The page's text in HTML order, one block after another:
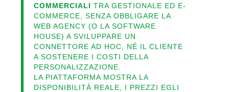
COMMERCIALI TRA GESTIONALE ED E-
COMMERCE, SENZA OBBLIGARE LA
WEB AGENCY (O LA SOFTWARE
HOUSE) A SVILUPPARE UN
CONNETTORE AD HOC, NÉ IL CLIENTE
A SOSTENERE I COSTI DELLA
PERSONALIZZAZIONE.
LA PIATTAFORMA MOSTRA LA
DISPONIBILITÀ REALE, I PREZZI EGLI